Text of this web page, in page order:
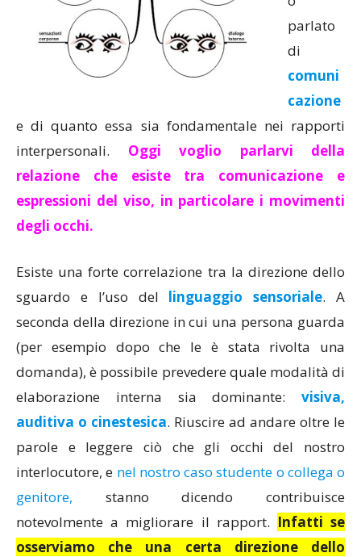
parlato
di
comuni
cazione
e di quanto essa sia fondamentale nei rapporti
interpersonali. Oggi voglio parlarvi della
relazione che esiste tra comunicazione e
espressioni del viso, in particolare i movimenti
degli occhi.
Esiste una forte correlazione tra la direzione dello
sguardo e l’uso del linguaggio sensoriale. A
seconda della direzione in cui una persona guarda
(per esempio dopo che le è stata rivolta una
domanda), è possibile prevedere quale modalità di
elaborazione interna sia dominante: visiva,
auditiva o cinestesica. Riuscire ad andare oltre le
parole e leggere ciò che gli occhi del nostro
interlocutore, e nel nostro caso studente o collega o
genitore, stanno dicendo contribuisce
notevolmente a migliorare il rapport. Infatti se
osserviamo che una certa direzione dello